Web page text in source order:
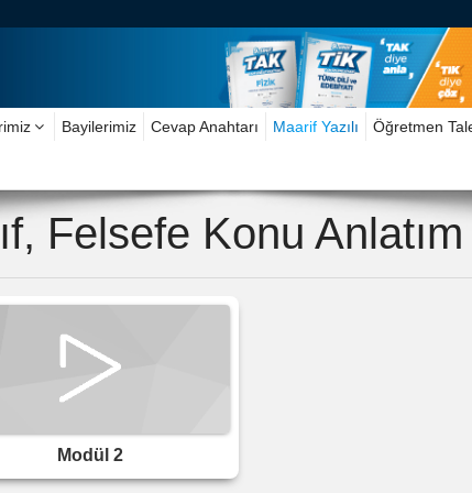
Bayilerimiz Cevap Anahtarı Maarif Yazılı Öğretmen
Felsefe Konu
Modül 2